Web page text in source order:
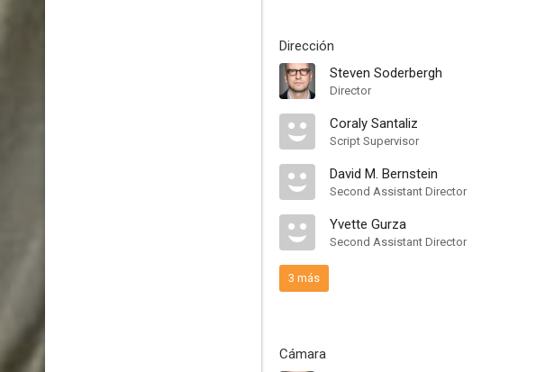
Dirección
Steven Soderbergh
Director
Coraly Santaliz
Script Supervisor
David M. Bernstein
Second Assistant Director
Yvette Gurza
Second Assistant Director
3 más
Cámara